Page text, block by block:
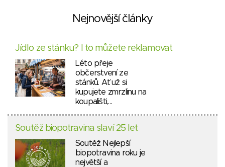
Nejnovější články
Jídlo ze stánku? I to můžete reklamovat
Léto přeje
občerstvení ze
stánků. Ať už si
kupujete zmrzlinu na
koupališti,…
Soutěž biopotravina slaví 25 let
Soutěž Nejlepší
biopotravina roku je
největší a